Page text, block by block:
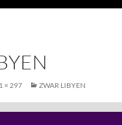
× 297 ZWAR LIBYEN